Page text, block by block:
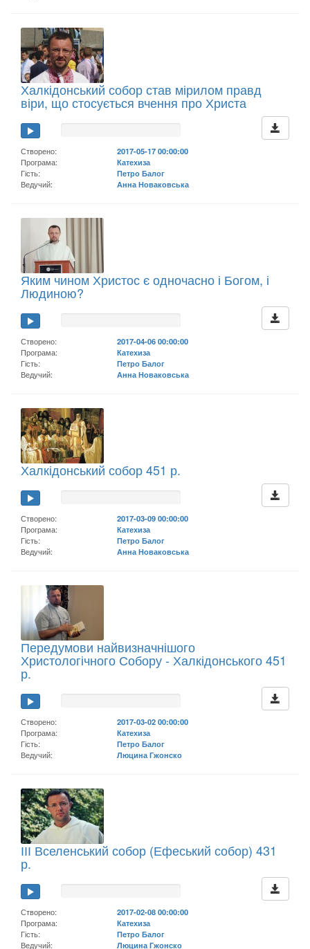
Халкідонський собор став мірилом правд
віри, що стосується вчення про Христа
Створено:
2017-05-17 00:00:00
Програма:
Катехиза
Гість:
Петро Балог
Ведучий:
Анна Новаковська
Яким чином Христос є одночасно і Богом, і
Людиною?
Створено:
2017-04-06 00:00:00
Програма:
Катехиза
Гість:
Петро Балог
Ведучий:
Анна Новаковська
Халкідонський собор 451 р.
Створено:
2017-03-09 00:00:00
Програма:
Катехиза
Гість:
Петро Балог
Ведучий:
Анна Новаковська
Передумови найвизначнішого
Христологічного Собору - Халкідонського 451
р.
Створено:
2017-03-02 00:00:00
Програма:
Катехиза
Гість:
Петро Балог
Ведучий:
Люцина Гжонско
ІІІ Вселенський собор (Ефеський собор) 431
р.
Створено:
2017-02-08 00:00:00
Програма:
Катехиза
Гість:
Петро Балог
Ведучий:
Люцина Гжонско